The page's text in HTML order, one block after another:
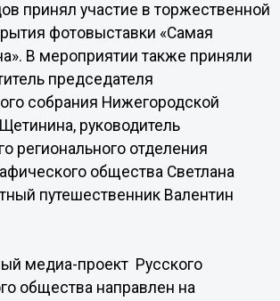
принял участие в торжественной
фотовыставки «Самая
В мероприятии также приняли
председателя
собрания Нижегородской
руководитель
регионального отделения
общества Светлана
путешественник Валентин
медиа-проект Русского
общества направлен на